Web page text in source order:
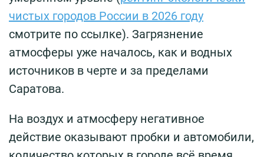
чистых городов России в 2026 году
смотрите по ссылке). Загрязнение
атмосферы уже началось, как и водных
источников в черте и за пределами
Саратова.
На воздух и атмосферу негативное
действие оказывают пробки и автомобили,